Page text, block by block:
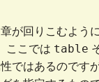
が回りこむよう
ここでは table
ではあるのです